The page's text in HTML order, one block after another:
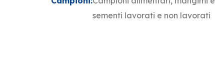
sementi lavorati e non lavorati